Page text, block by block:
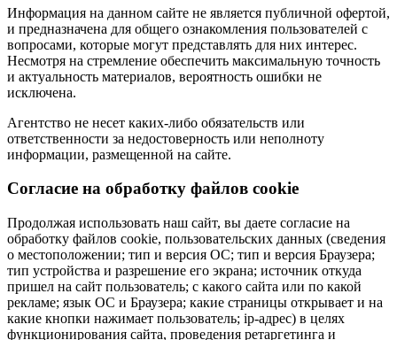
Информация на данном сайте не является публичной офертой,
и предназначена для общего ознакомления пользователей с
вопросами, которые могут представлять для них интерес.
Несмотря на стремление обеспечить максимальную точность
и актуальность материалов, вероятность ошибки не
исключена.
Агентство не несет каких-либо обязательств или
ответственности за недостоверность или неполноту
информации, размещенной на сайте.
Cогласие на обработку файлов cookie
Продолжая использовать наш сайт, вы даете согласие на
обработку файлов cookie, пользовательских данных (сведения
о местоположении; тип и версия ОС; тип и версия Браузера;
тип устройства и разрешение его экрана; источник откуда
пришел на сайт пользователь; с какого сайта или по какой
рекламе; язык ОС и Браузера; какие страницы открывает и на
какие кнопки нажимает пользователь; ip-адрес) в целях
функционирования сайта, проведения ретаргетинга и